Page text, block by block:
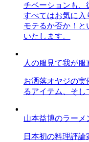
チベーションも、
すべてはお気に入
モテるか否か！
いたします。
人の服見て我が服
お洒落オヤジの実
るアイテム、そし
山本益博のラーメ
日本初の料理評